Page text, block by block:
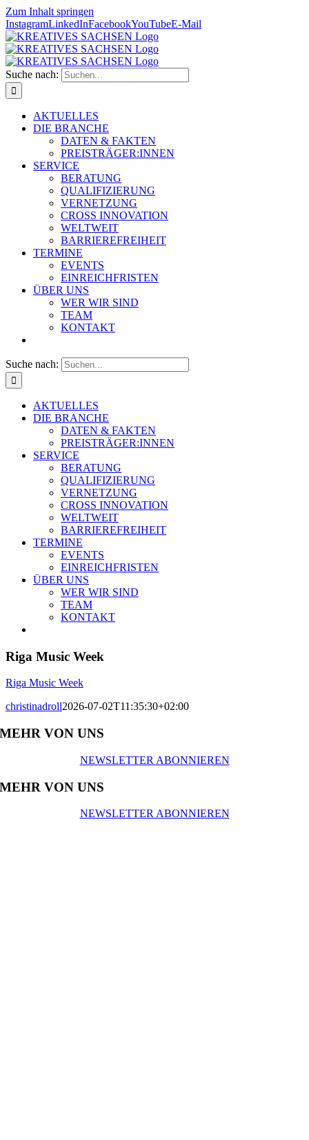
Zum Inhalt springen
InstagramLinkedInFacebookYouTubeE-Mail
Suche nach:
AKTUELLES
DIE BRANCHE
DATEN & FAKTEN
PREISTRÄGER:INNEN
SERVICE
BERATUNG
QUALIFIZIERUNG
VERNETZUNG
CROSS INNOVATION
WELTWEIT
BARRIEREFREIHEIT
TERMINE
EVENTS
EINREICHFRISTEN
ÜBER UNS
WER WIR SIND
TEAM
KONTAKT
Suche nach:
AKTUELLES
DIE BRANCHE
DATEN & FAKTEN
PREISTRÄGER:INNEN
SERVICE
BERATUNG
QUALIFIZIERUNG
VERNETZUNG
CROSS INNOVATION
WELTWEIT
BARRIEREFREIHEIT
TERMINE
EVENTS
EINREICHFRISTEN
ÜBER UNS
WER WIR SIND
TEAM
KONTAKT
Riga Music Week
Riga Music Week
christinadroll2026-07-02T11:35:30+02:00
MEHR VON UNS
NEWSLETTER ABONNIEREN
MEHR VON UNS
NEWSLETTER ABONNIEREN